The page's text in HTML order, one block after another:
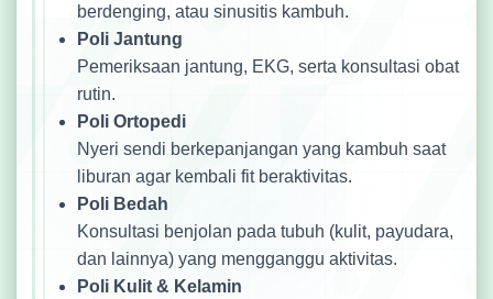
berdenging, atau sinusitis kambuh.
Poli Jantung
Pemeriksaan jantung, EKG, serta konsultasi obat
rutin.
Poli Ortopedi
Nyeri sendi berkepanjangan yang kambuh saat
liburan agar kembali fit beraktivitas.
Poli Bedah
Konsultasi benjolan pada tubuh (kulit, payudara,
dan lainnya) yang mengganggu aktivitas.
Poli Kulit & Kelamin